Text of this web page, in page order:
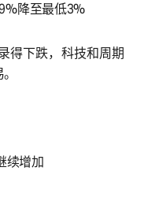
降至最低3%
得下跌，科技和周期
续增加